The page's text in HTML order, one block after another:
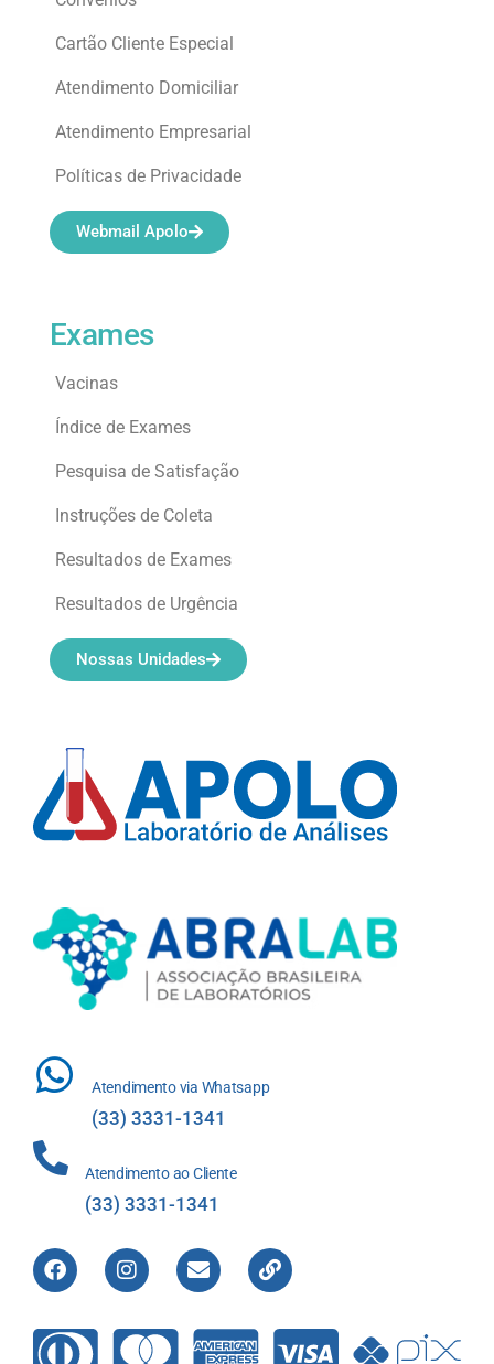
Atendimento via Whatsapp
(33) 3331-1341
Atendimento ao Cliente
(33) 3331-1341
Exames
Vacinas
Índice de Exames
Pesquisa de Satisfação
Instruções de Coleta
Resultados de Exames
Resultados de Urgência
Nossas Unidades
Cartão Cliente Especial
Atendimento Domiciliar
Atendimento Empresarial
Políticas de Privacidade
Webmail Apolo